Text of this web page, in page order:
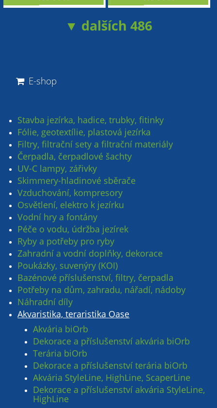
▼ dalších 486
E-shop
Stavba jezírka, hadice, trubky, fitinky
Fólie, geotextílie, plastová jezírka
Filtry, filtrační sety a filtrační materiály
Čerpadla, čerpadlové šachty
UV-C lampy, zářivky
Skimmery-hladinové sběrače
Vzduchování, kompresory
Osvětlení, elektro k jezírku
Vodní hry a fontány
Péče o vodu, údržba jezírek
Ryby a potřeby pro ryby
Zahradní a vodní doplňky, dekorace
Poukázky, suvenýry (KOI)
Bazénové příslušenství, filtry, čerpadla
Potřeby na dům, zahradu, nářadí, nádoby
Náhradní díly
Akvaristika, teraristika Oase
Akvária biOrb
Dekorace a příslušenství akvária biOrb
Terária biOrb
Dekorace a příslušenství terária biOrb
Akvária StyleLine, HighLine, ScaperLine
Dekorace a příslušenství akvária StyleLine,
HighLine